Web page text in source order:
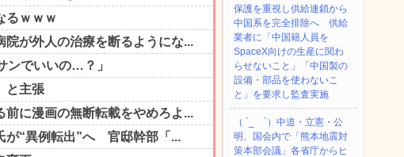
保護を重視し供給連鎖から
中国系を完全排除へ 供給
業者に「中国籍人員を
SpaceX向けの生産に関わ
らせないこと」「中国製の
設備・部品を使わないこ
と」を要求し監査実施
（ ´_ゝ`）中道・立憲・公
明、国会内で「熊本地震対
策本部会議」各省庁からヒ